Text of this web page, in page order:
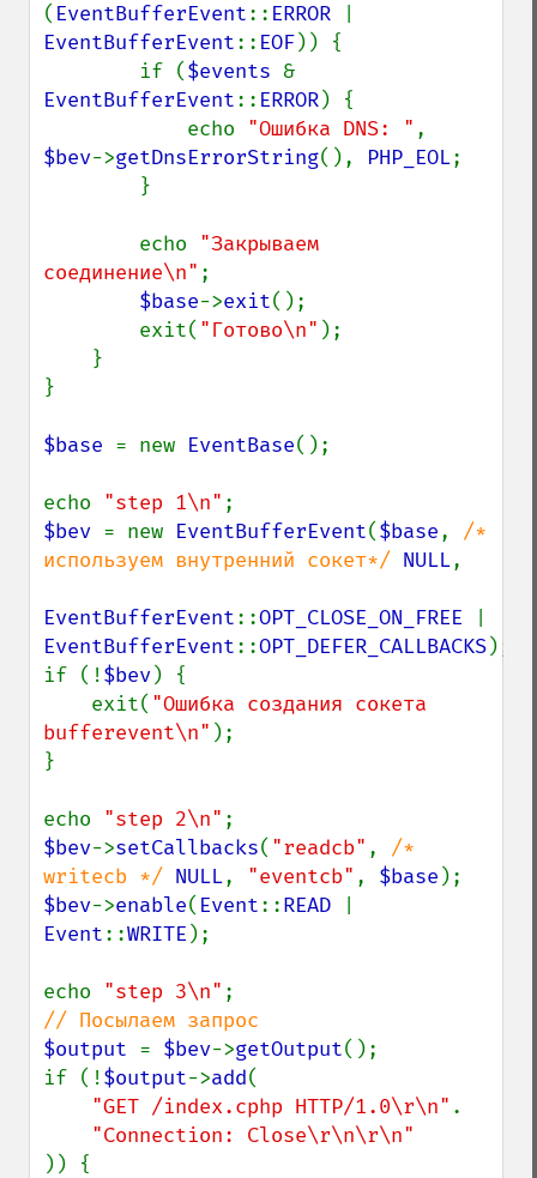
( EventBufferEvent:: ERROR
EventBufferEvent:: EOF)) {
        if (
$events
EventBufferEvent:: ERROR) {
            echo
"Ошибка DNS: "
$bev->getDnsErrorString(), PHP_EOL;
        echo
"Закрываем
соединение\n" ;
$base->exit();
        exit(
"Готово\n" );
}
$base = new EventBase();
echo "step 1\n"
$bev = new EventBufferEvent($base, /*
используем внутренний сокет*/ NULL,
EventBufferEvent::OPT_CLOSE_ON_FREE
EventBufferEvent::OPT_DEFER_CALLBACKS);
if (!$bev) {
    exit(
"Ошибка создания сокета
bufferevent\n" );
}
echo "step 2\n"
$bev->setCallbacks( "readcb" , /*
writecb */ NULL, "eventcb" , $base
$bev->enable( Event::READ
Event::WRITE );
echo "step 3\n"
$output = $bev->getOutput();
if (!$output->add(
"GET /index.cphp HTTP/1.0\r\n" .
)) {